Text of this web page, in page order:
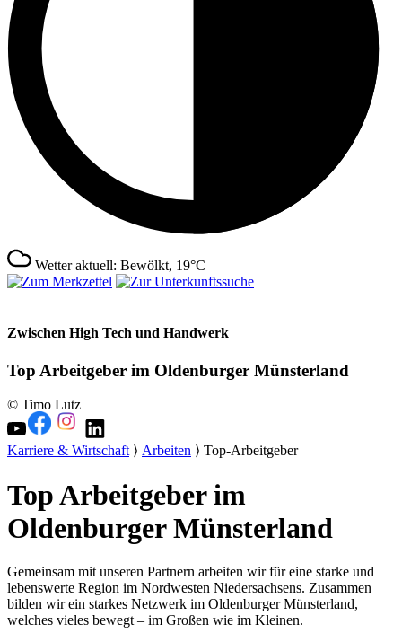
Wetter aktuell: Bewölkt, 19°C
Zwischen High Tech und Handwerk
Top Arbeitgeber im Oldenburger Münsterland
© Timo Lutz
Karriere & Wirtschaft⟩ Arbeiten ⟩ Top-Arbeitgeber
Top Arbeitgeber im
Oldenburger Münsterland
Gemeinsam mit unseren Partnern arbeiten wir für eine starke und
lebenswerte Region im Nordwesten Niedersachsens. Zusammen
bilden wir ein starkes Netzwerk im Oldenburger Münsterland,
welches vieles bewegt – im Großen wie im Kleinen.